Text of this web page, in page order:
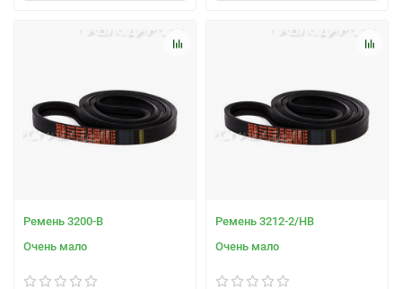
Ремень 3200-В
Очень мало
Ремень 3212-2/НВ
Очень мало